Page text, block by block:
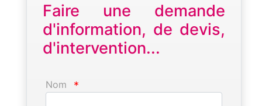
Faire une demande
d'information, de devis,
d'intervention...
Nom *